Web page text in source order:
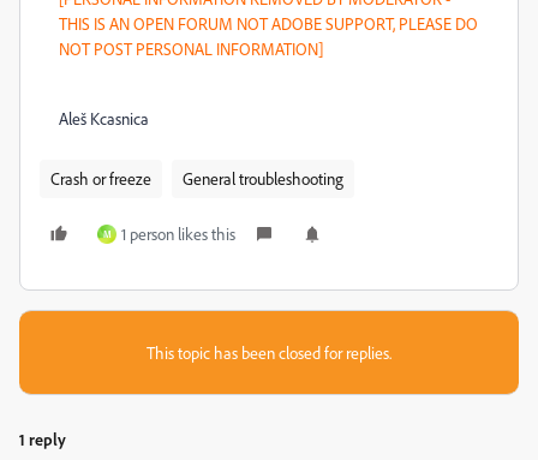
THIS IS AN OPEN FORUM NOT ADOBE SUPPORT, PLEASE DO
NOT POST PERSONAL INFORMATION]
Aleš Kcasnica
Crash or freeze General troubleshooting
M 1 person likes this
This topic has been closed for replies.
1 reply